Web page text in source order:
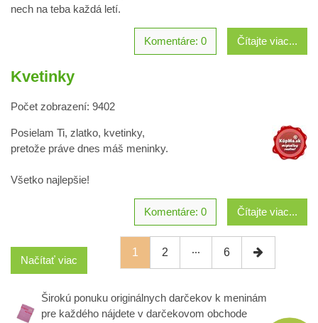
nech na teba každá letí.
Čítajte viac...
Komentáre: 0
Kvetinky
Počet zobrazení: 9402
Posielam Ti, zlatko, kvetinky,
pretože práve dnes máš meninky.
Všetko najlepšie!
Čítajte viac...
Komentáre: 0
Načítať viac
1 2 6
Širokú ponuku originálnych darčekov k meninám
pre každého nájdete v darčekovom obchode